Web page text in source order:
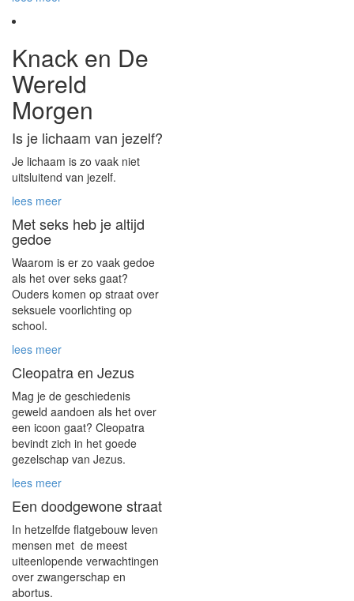
Knack en De
Wereld
Morgen
Is je lichaam van jezelf?
Je lichaam is zo vaak niet
uitsluitend van jezelf.
lees meer
Met seks heb je altijd
gedoe
Waarom is er zo vaak gedoe
als het over seks gaat?
Ouders komen op straat over
seksuele voorlichting op
school.
lees meer
Cleopatra en Jezus
Mag je de geschiedenis
geweld aandoen als het over
een icoon gaat? Cleopatra
bevindt zich in het goede
gezelschap van Jezus.
lees meer
Een doodgewone straat
In hetzelfde flatgebouw leven
mensen met de meest
uiteenlopende verwachtingen
over zwangerschap en
abortus.